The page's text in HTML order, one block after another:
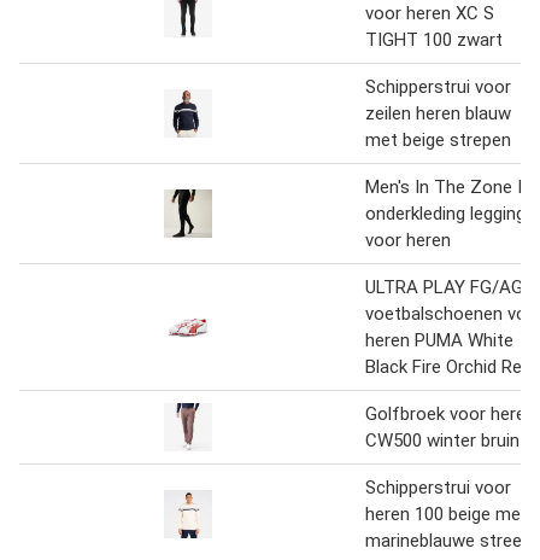
voor heren XC S
TIGHT 100 zwart
Schipperstrui voor
zeilen heren blauw
met beige strepen
Men's In The Zone II
onderkleding legging
voor heren
ULTRA PLAY FG/AG
voetbalschoenen
heren PUMA White
Black Fire Orchid Red
Golfbroek voor heren
CW500 winter bruin
Schipperstrui voor
heren 100 beige met
marineblauwe streep